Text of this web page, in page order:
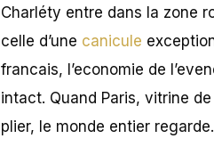
Charléty entre dans la zone
celle d’une canicule
francais, l’economie de
intact. Quand Paris, vitrine
plier, le monde entier regarde.